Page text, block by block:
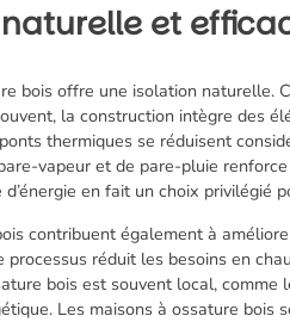
et
bois offre une isolation naturelle.
la construction intègre des
thermiques se réduisent
vapeur et de pare-pluie
d’énergie en fait un choix privilégié
contribuent également à
processus réduit les besoins en
bois est souvent local,
Les maisons à ossature